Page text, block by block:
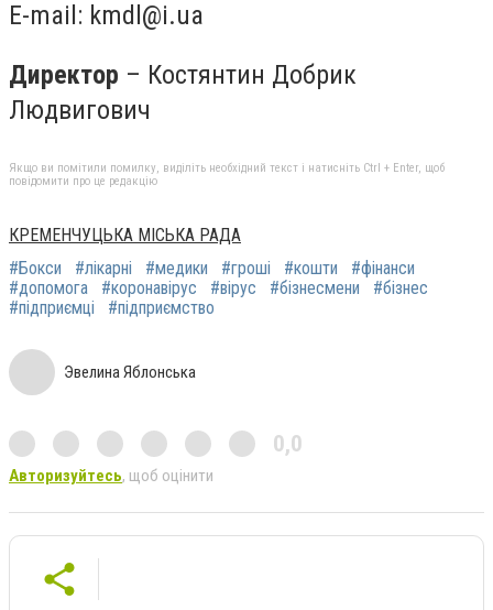
Е-mail: kmdl@i.ua
Директор – Костянтин Добрик
Людвигович
Якщо ви помітили помилку, виділіть необхідний текст і натисніть Ctrl + Enter, щоб
повідомити про це редакцію
КРЕМЕНЧУЦЬКА МІСЬКА РАДА
#Бокси
#лікарні #медики #гроші #кошти
#фінанси
#допомога
#коронавірус #вірус #бізнесмени
#бізнес
#підприємці
#підприємство
Эвелина Яблонська
0,0
Авторизуйтесь, щоб оцінити